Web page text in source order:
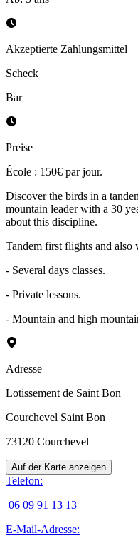
Akzeptierte Zahlungsmittel
Scheck
Bar
Preise
École : 150€ par jour.
Discover the birds in a
mountain leader with a 30
about this discipline.
Tandem first flights and also
- Several days classes.
- Private lessons.
- Mountain and high
Adresse
Lotissement de Saint Bon
Courchevel Saint Bon
73120 Courchevel
Auf der Karte anzeigen
Telefon:
06 09 91 13 13
E-Mail-Adresse: